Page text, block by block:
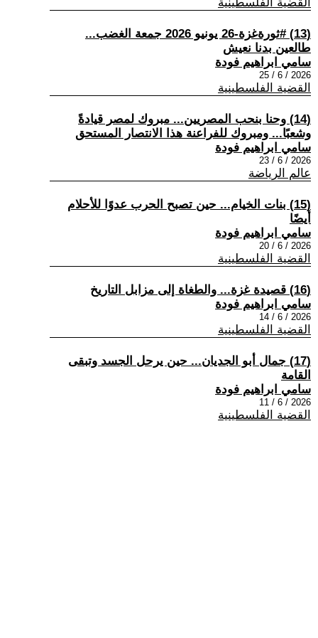
(13) #ثورةغزة-26 يونيو 2026 جمعة الغضب...
طالعين بدنا نعيش
سامي ابراهيم فودة
2026 / 6 / 25
القضية الفلسطينية
(14) وحنا بنحب المصريين... مبروك لمصر قيادةً
وشعبًا... ومبروك للفراعنة هذا الانتصار المستحق
سامي ابراهيم فودة
2026 / 6 / 23
عالم الرياضة
(15) بنات الخيام... حين تصبح الحرب عدوًا للأحلام
أيضًا
سامي ابراهيم فودة
2026 / 6 / 20
القضية الفلسطينية
(16) قصيدة غزة... والطغاة إلى مزابل التاريخ
سامي ابراهيم فودة
2026 / 6 / 14
القضية الفلسطينية
(17) جمال أبو الجديان... حين يرحل الجسد وتبقى
القامة
سامي ابراهيم فودة
2026 / 6 / 11
القضية الفلسطينية